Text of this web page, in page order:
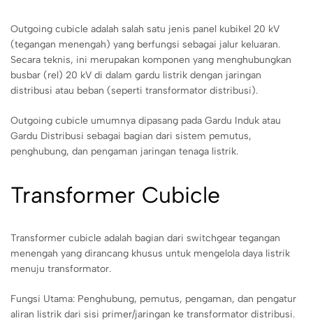
Outgoing cubicle adalah salah satu jenis panel kubikel 20 kV
(tegangan menengah) yang berfungsi sebagai jalur keluaran.
Secara teknis, ini merupakan komponen yang menghubungkan
busbar (rel) 20 kV di dalam gardu listrik dengan jaringan
distribusi atau beban (seperti transformator distribusi).
Outgoing cubicle umumnya dipasang pada Gardu Induk atau
Gardu Distribusi sebagai bagian dari sistem pemutus,
penghubung, dan pengaman jaringan tenaga listrik.
Transformer Cubicle
Transformer cubicle adalah bagian dari switchgear tegangan
menengah yang dirancang khusus untuk mengelola daya listrik
menuju transformator.
Fungsi Utama: Penghubung, pemutus, pengaman, dan pengatur
aliran listrik dari sisi primer/jaringan ke transformator distribusi.